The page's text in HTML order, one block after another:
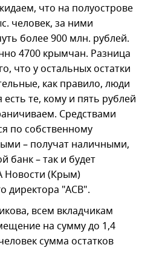
что на полуострове
человек, за ними
более 900 млн. рублей.
4700 крымчан. Разница
что у остальных остатки
как правило, люди
те, кому и пять рублей
Средствами
по собственному
– получат наличными,
банк – так и будет
Новости (Крым)
директора "АСВ".
всем вкладчикам
на сумму до 1,4
сумма остатков